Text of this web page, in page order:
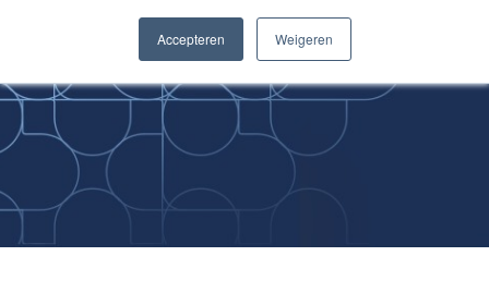
Accepteren Weigeren
Improving
Medical Skills